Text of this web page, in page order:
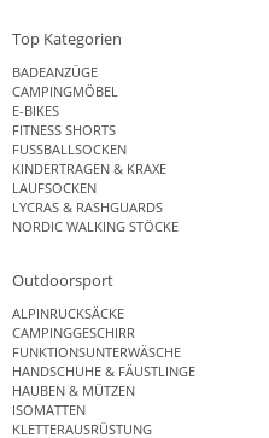
Top Kategorien
BADEANZÜGE
CAMPINGMÖBEL
E-BIKES
FITNESS SHORTS
FUSSBALLSOCKEN
KINDERTRAGEN & KRAXE
LAUFSOCKEN
LYCRAS & RASHGUARDS
NORDIC WALKING STÖCKE
Outdoorsport
ALPINRUCKSÄCKE
CAMPINGGESCHIRR
FUNKTIONSUNTERWÄSCHE
HANDSCHUHE & FÄUSTLINGE
HAUBEN & MÜTZEN
ISOMATTEN
KLETTERAUSRÜSTUNG